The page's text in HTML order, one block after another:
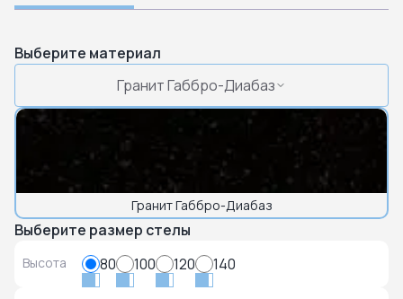
Выберите материал
Гранит Габбро-Диабаз
Гранит Габбро-Диабаз
Выберите размер стелы
Высота 80 100 120 140